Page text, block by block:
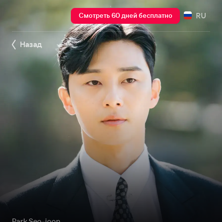
Смотреть 60 дней бесплатно RU
Назад